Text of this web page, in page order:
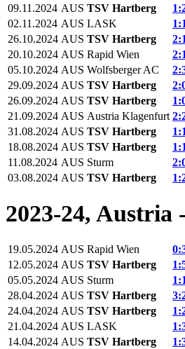
09.11.2024 AUS TSV Hartberg
02.11.2024 AUS LASK 1:1
26.10.2024 AUS TSV Hartberg 2:1
20.10.2024 AUS Rapid Wien 2:1
05.10.2024 AUS Wolfsberger AC
29.09.2024 AUS TSV Hartberg
26.09.2024 AUS TSV Hartberg
21.09.2024 AUS Austria Klagenfurt
31.08.2024 AUS TSV Hartberg 1:1
18.08.2024 AUS TSV Hartberg 1:1
11.08.2024 AUS Sturm
03.08.2024 AUS TSV Hartberg
2023-24, Austria
19.05.2024 AUS Rapid Wien
12.05.2024 AUS TSV Hartberg
05.05.2024 AUS Sturm 1:1
28.04.2024 AUS TSV Hartberg
24.04.2024 AUS TSV Hartberg
21.04.2024 AUS LASK
14.04.2024 AUS TSV Hartberg